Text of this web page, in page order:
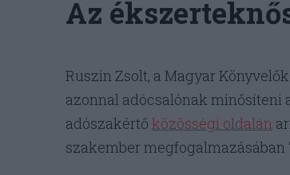
Az
Ruszin Zsolt, a Magyar
azonnal adócsalónak minősíteni
adószakértő közösségi oldalán
szakember megfogalmazásában